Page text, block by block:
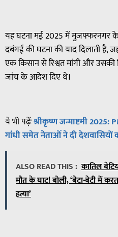
यह घटना मई 2025 में मुजफ्फरनगर
दबंगई की घटना की याद दिलाती है,
एक किसान से रिश्वत मांगी और उसकी
जांच के आदेश दिए थे।
ये भी पढ़ेंःश्रीकृष्ण जन्माष्टमी 2025:
गांधी समेत नेताओं ने दी देशवासियों
ALSO READ THIS : कातिल
मौत के घाट! बोली, ‘बेटा-बेटी में
हत्या’